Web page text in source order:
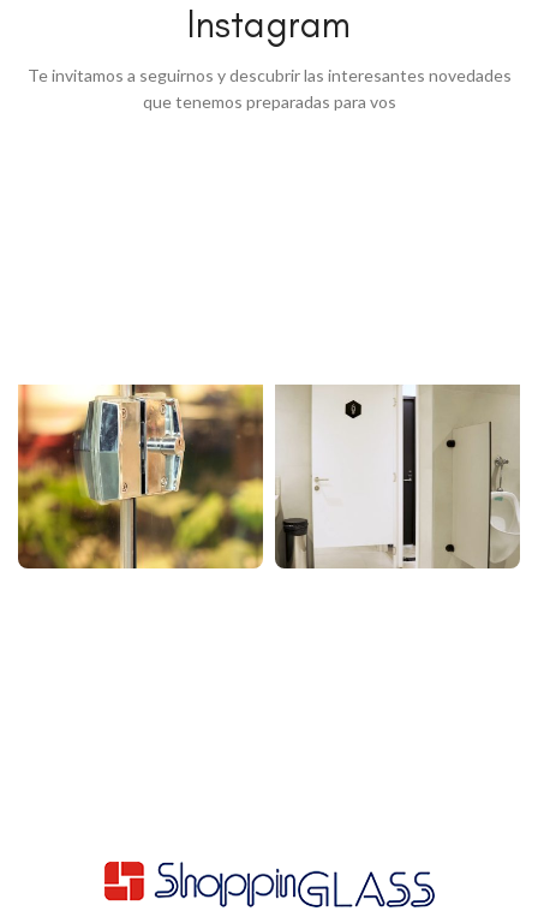
Instagram
Te invitamos a seguirnos y descubrir las interesantes novedades
que tenemos preparadas para vos